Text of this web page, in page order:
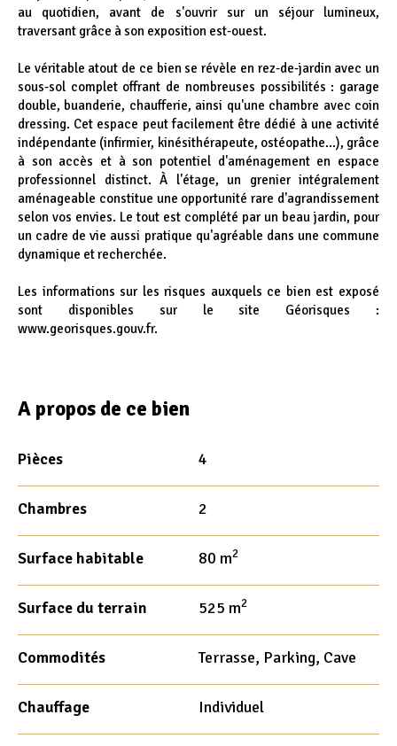
au quotidien, avant de s'ouvrir sur un séjour lumineux,
traversant grâce à son exposition est-ouest.
Le véritable atout de ce bien se révèle en rez-de-jardin avec un
sous-sol complet offrant de nombreuses possibilités : garage
double, buanderie, chaufferie, ainsi qu'une chambre avec coin
dressing. Cet espace peut facilement être dédié à une activité
indépendante (infirmier, kinésithérapeute, ostéopathe...), grâce
à son accès et à son potentiel d'aménagement en espace
professionnel distinct. À l'étage, un grenier intégralement
aménageable constitue une opportunité rare d'agrandissement
selon vos envies. Le tout est complété par un beau jardin, pour
un cadre de vie aussi pratique qu'agréable dans une commune
dynamique et recherchée.
Les informations sur les risques auxquels ce bien est exposé
sont disponibles sur le site Géorisques :
www.georisques.gouv.fr.
A propos de ce bien
Pièces 4
Chambres 2
Surface habitable 80 m2
Surface du terrain 525 m2
Commodités Terrasse, Parking, Cave
Chauffage Individuel